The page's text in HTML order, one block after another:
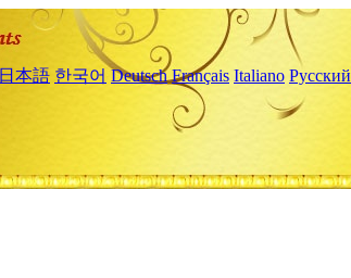
日本語 한국어 Deutsch Français Italiano Русский